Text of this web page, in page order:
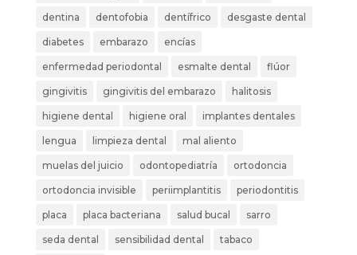
dentina dentofobia dentífrico desgaste dental
diabetes embarazo encías
enfermedad periodontal esmalte dental flúor
gingivitis gingivitis del embarazo halitosis
higiene dental higiene oral implantes dentales
lengua limpieza dental mal aliento
muelas del juicio odontopediatría ortodoncia
ortodoncia invisible periimplantitis periodontitis
placa placa bacteriana salud bucal sarro
seda dental sensibilidad dental tabaco